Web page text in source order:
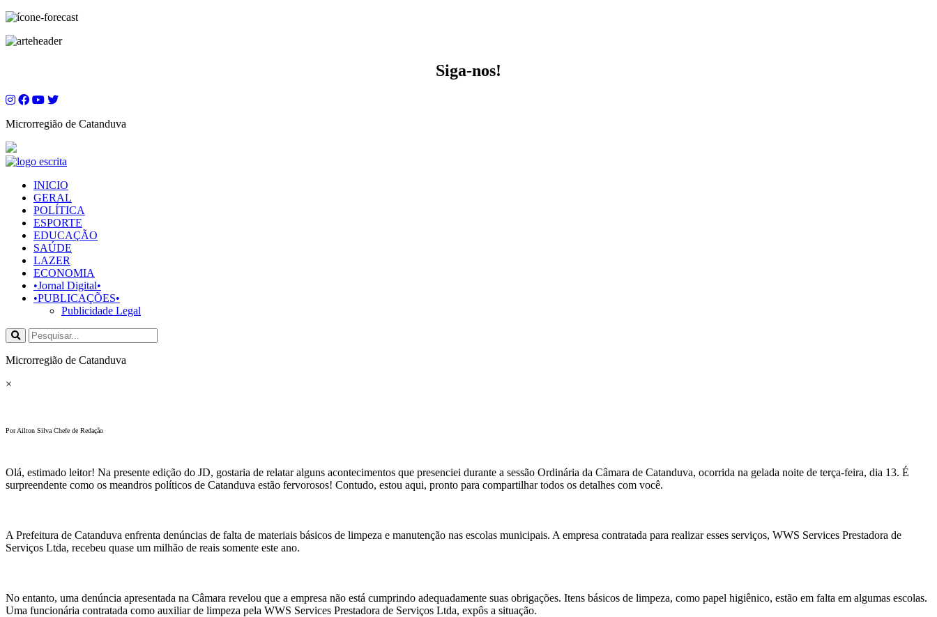
Siga-nos!
Microrregião de Catanduva
INICIO
GERAL
POLÍTICA
ESPORTE
EDUCAÇÃO
SAÚDE
LAZER
ECONOMIA
•Jornal Digital•
•PUBLICAÇÕES•
Publicidade Legal
Microrregião de Catanduva
×
Por Ailton Silva Chefe de Redação
Olá, estimado leitor! Na presente edição do JD, gostaria de relatar alguns acontecimentos que presenciei durante a sessão Ordinária da Câmara de Catanduva, ocorrida na gelada noite de terça-feira, dia 13. É
surpreendente como os meandros políticos de Catanduva estão fervorosos! Contudo, estou aqui, pronto para compartilhar todos os detalhes com você.
A Prefeitura de Catanduva enfrenta denúncias de falta de materiais básicos de limpeza e manutenção nas escolas municipais. A empresa contratada para realizar esses serviços, WWS Services Prestadora de
Serviços Ltda, recebeu quase um milhão de reais somente este ano.
No entanto, uma denúncia apresentada na Câmara revelou que a empresa não está cumprindo adequadamente suas obrigações. Itens básicos de limpeza, como papel higiênico, estão em falta em algumas escolas.
Uma funcionária contratada como auxiliar de limpeza pela WWS Services Prestadora de Serviços Ltda, expôs a situação.